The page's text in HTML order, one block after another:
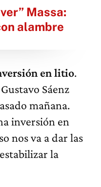
Massa:
alambre
en litio.
Sáenz
mañana.
inversión en
nos va a dar las
la